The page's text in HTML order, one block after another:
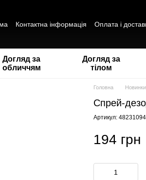
Контактна інформація
Оплата і
Догляд за
обличчям
Догляд за
тілом
Головна Новинки
Спрей-
Артикул:
194 грн